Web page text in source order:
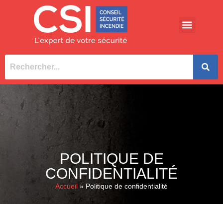
POLITIQUE DE
CONFIDENTIALITÉ
Accueil » Politique de confidentialité